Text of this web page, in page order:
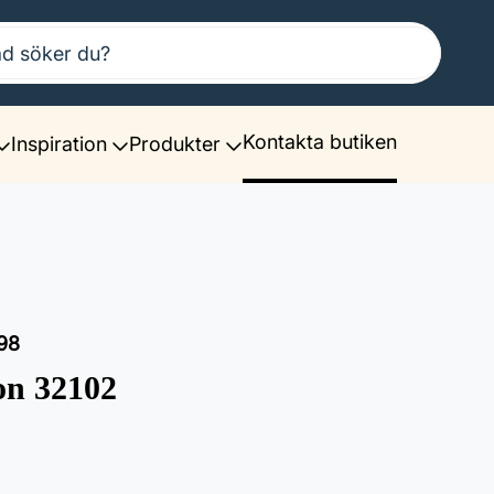
Inspiration Produkter Kontakta butiken
32102